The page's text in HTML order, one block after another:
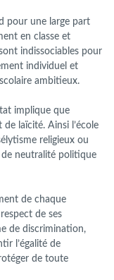
pour une large part
en classe et
indissociables pour
individuel et
ambitieux.
implique que
laïcité. Ainsi l’école
religieux ou
de neutralité politique
de chaque
de ses
de discrimination,
l’égalité de
de toute